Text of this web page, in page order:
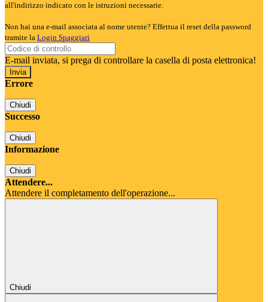
all'indirizzo indicato con le istruzioni necessarie.
Non hai una e-mail associata al nome utente? Effettua il reset della password
tramite la Login Spaggiari
E-mail inviata, si prega di controllare la casella di posta elettronica!
Errore
Chiudi
Successo
Chiudi
Informazione
Chiudi
Attendere...
Attendere il completamento dell'operazione...
Chiudi